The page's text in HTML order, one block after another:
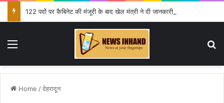
122 पदों पर कैबिनेट की मंजूरी के बाद खेल मंत्री ने दी जानकारी
Menu
Home /देहरादून